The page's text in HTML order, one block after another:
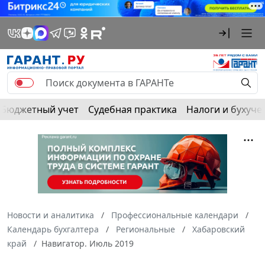
Бюджетный учет Судебная практика Налоги и
Новости и аналитика
Профессиональные календари
Календарь бухгалтера
Региональные
Хабаровский
край
Навигатор. Июль 2019